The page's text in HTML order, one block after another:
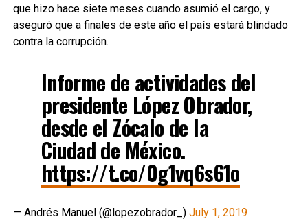
que hizo hace siete meses cuando asumió el cargo, y
aseguró que a finales de este año el país estará blindado
contra la corrupción.
Informe de actividades del
presidente López Obrador,
desde el Zócalo de la
Ciudad de México.
https://t.co/0g1vq6s61o
— Andrés Manuel (@lopezobrador_) July 1, 2019